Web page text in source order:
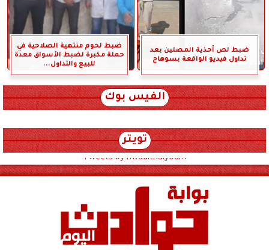
ضبط لص أحذية المصلين بعد
تداول فيديو الواقعة بسوهاج
ضبط لحوم منتهية الصلاحية في
حملة مكبرة لضبط الأسواق معدة
للبيع والتداول...
الفيس بوك
تويتر
Tweets by hwadithalyoum